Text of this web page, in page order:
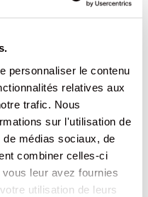
personnaliser le contenu
relatives aux
trafic. Nous
sur l'utilisation de
médias sociaux, de
combiner celles-ci
leur avez fournies
utilisation de leurs